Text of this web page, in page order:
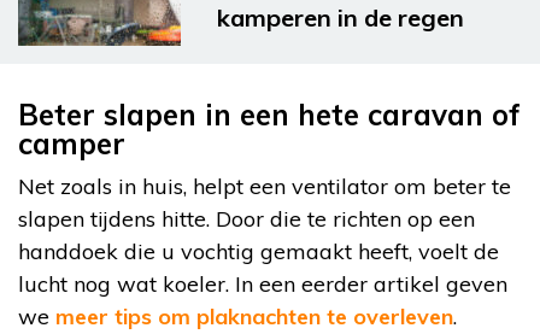
kamperen in de regen
Beter slapen in een hete caravan of
camper
Net zoals in huis, helpt een ventilator om beter te
slapen tijdens hitte. Door die te richten op een
handdoek die u vochtig gemaakt heeft, voelt de
lucht nog wat koeler. In een eerder artikel geven
we meer tips om plaknachten te overleven.